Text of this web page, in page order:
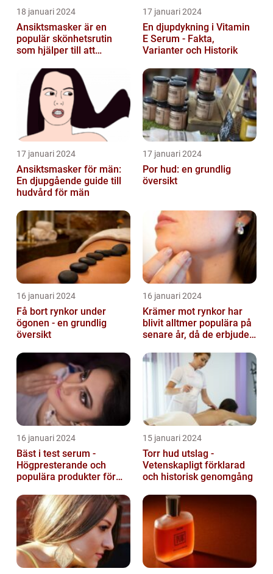
18 januari 2024
Ansiktsmasker är en
populär skönhetsrutin
som hjälper till att
huden
17 januari 2024
En djupdykning i Vitamin
E Serum - Fakta,
Varianter och Historik
17 januari 2024
Ansiktsmasker för män:
En djupgående guide till
hudvård för män
17 januari 2024
Por hud: en grundlig
översikt
16 januari 2024
Få bort rynkor under
ögonen - en grundlig
översikt
16 januari 2024
Krämer mot rynkor har
blivit alltmer populära på
senare år, då de erbjuder
lösni...
16 januari 2024
Bäst i test serum -
Högpresterande och
populära produkter för
15 januari 2024
Torr hud utslag -
Vetenskapligt förklarad
och historisk genomgång